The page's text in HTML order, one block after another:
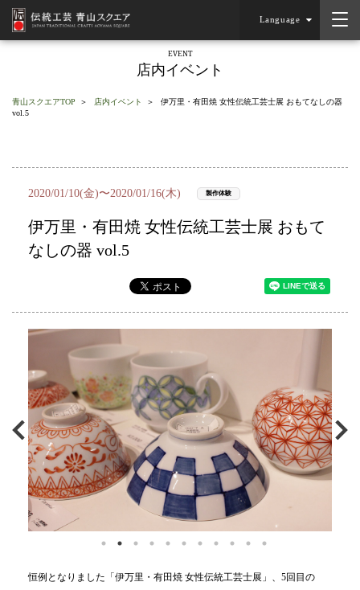
Language
EVENT
店内イベント
青山スクエアTOP 店内イベント
伊万里・有田焼 女性伝統工芸士展 おもてなしの器
vol.5
2020/01/10(金)〜2020/01/16(木) 製作体験
伊万里・有田焼 女性伝統工芸士展 おもて
なしの器 vol.5
恒例となりました「伊万里・有田焼 女性伝統工芸士展」、5回目の